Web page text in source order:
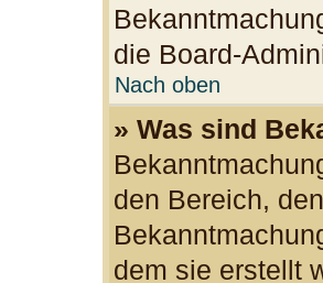
die Board-
Nach oben
» Was sind
den Bereich,
dem sie erstellt